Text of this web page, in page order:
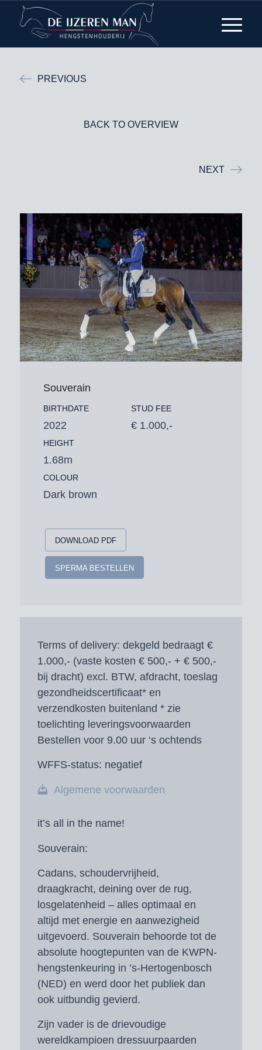
PREVIOUS
BACK TO OVERVIEW
NEXT
Souverain
BIRTHDATE
2022
HEIGHT
1.68m
COLOUR
Dark brown
STUD FEE
€ 1.000,-
DOWNLOAD PDF
SPERMA BESTELLEN
Terms of delivery: dekgeld bedraagt €
1.000,- (vaste kosten € 500,- + € 500,-
bij dracht) excl. BTW, afdracht, toeslag
gezondheidscertificaat* en
verzendkosten buitenland * zie
toelichting leveringsvoorwaarden
Bestellen voor 9.00 uur ‘s ochtends
WFFS-status: negatief
Algemene voorwaarden
it’s all in the name!
Souverain:
Cadans, schoudervrijheid,
draagkracht, deining over de rug,
losgelatenheid – alles optimaal en
altijd met energie en aanwezigheid
uitgevoerd. Souverain behoorde tot de
absolute hoogtepunten van de KWPN-
hengstenkeuring in ’s-Hertogenbosch
(NED) en werd door het publiek dan
ook uitbundig gevierd.
Zijn vader is de drievoudige
wereldkampioen dressuurpaarden